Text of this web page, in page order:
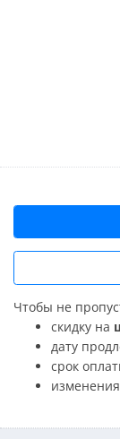
Чтобы не
скидку на
дату
срок